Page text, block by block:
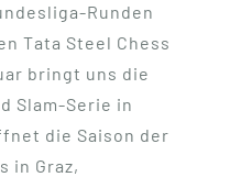
Runden
Tata Steel Chess
bringt uns die
Slam-Serie in
die Saison der
in Graz,